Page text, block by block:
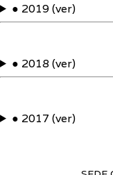
● 2019 (ver)
● 2018 (ver)
● 2017 (ver)